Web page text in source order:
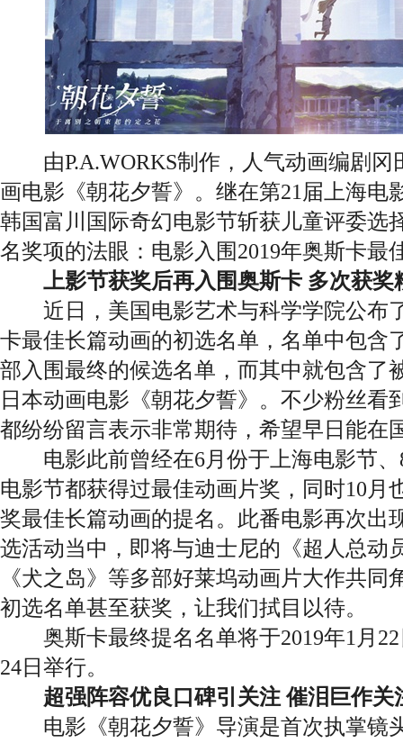
由P.A.WORKS制作，人气动画编剧冈
画电影《朝花夕誓》。继在第21届上海电
韩国富川国际奇幻电影节斩获儿童评委选
名奖项的法眼：电影入围2019年奥斯卡最
上影节获奖后再入围奥斯卡 多次获奖
近日，美国电影艺术与科学学院公布
卡最佳长篇动画的初选名单，名单中包含
部入围最终的候选名单，而其中就包含了
日本动画电影《朝花夕誓》。不少粉丝看
都纷纷留言表示非常期待，希望早日能在
电影此前曾经在6月份于上海电影节、
电影节都获得过最佳动画片奖，同时10月
奖最佳长篇动画的提名。此番电影再次出
选活动当中，即将与迪士尼的《超人总动
《犬之岛》等多部好莱坞动画片大作共同
初选名单甚至获奖，让我们拭目以待。
奥斯卡最终提名名单将于2019年1月22
24日举行。
超强阵容优良口碑引关注 催泪巨作关
电影《朝花夕誓》导演是首次执掌镜